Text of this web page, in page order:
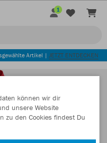
1
Artikel | JETZT ENTDECKEN
können wir dir
unsere Website
zu den Cookies findest Du